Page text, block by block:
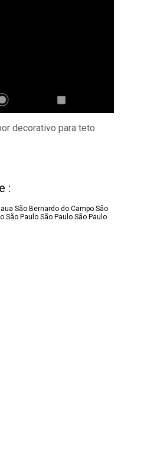
decorativo para teto
:
São Bernardo do Campo São
São Paulo São Paulo São Paulo